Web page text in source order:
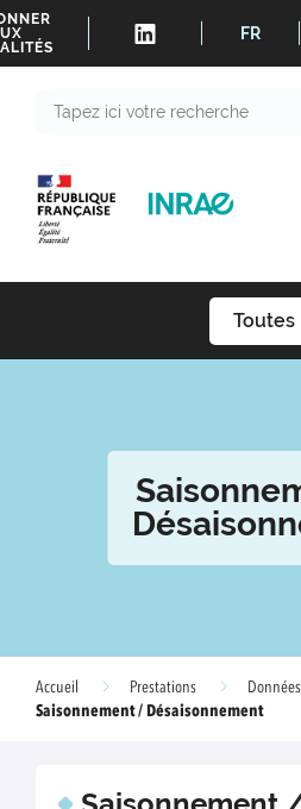
FR
Accueil Prestations
Saisonnement / Désaisonnement